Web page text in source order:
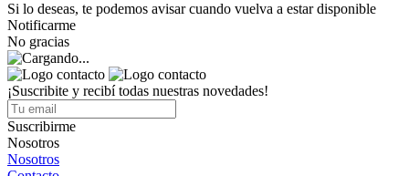
Si lo deseas, te podemos avisar cuando vuelva a estar disponible
Notificarme
No gracias
¡Suscribite y recibí todas nuestras novedades!
Suscribirme
Nosotros
Nosotros